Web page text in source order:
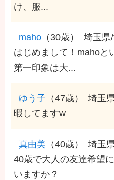
け、服...
maho （30歳）
埼玉県
はじめまして！mahoと
第一印象は大...
ゆう子 （47歳）
埼玉
暇してますw
真由美 （40歳）
埼玉
40歳で大人の友達希望
いますか？